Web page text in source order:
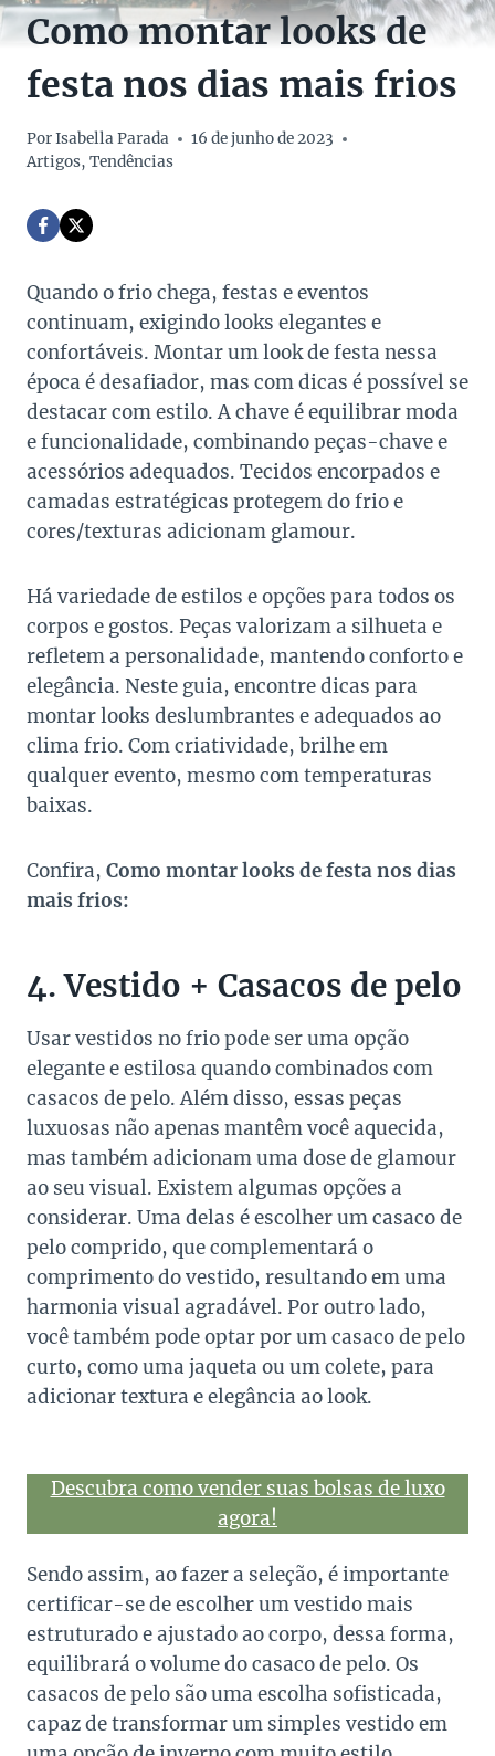
Como montar looks de
festa nos dias mais frios
PorIsabella Parada
16 de junho de 2023
Artigos, Tendências
Quando o frio chega, festas e eventos
continuam, exigindo looks elegantes e
confortáveis. Montar um look de festa nessa
época é desafiador, mas com dicas é possível se
destacar com estilo. A chave é equilibrar moda
e funcionalidade, combinando peças-chave e
acessórios adequados. Tecidos encorpados e
camadas estratégicas protegem do frio e
cores/texturas adicionam glamour.
Há variedade de estilos e opções para todos os
corpos e gostos. Peças valorizam a silhueta e
refletem a personalidade, mantendo conforto e
elegância. Neste guia, encontre dicas para
montar looks deslumbrantes e adequados ao
clima frio. Com criatividade, brilhe em
qualquer evento, mesmo com temperaturas
baixas.
Confira, Como montar looks de festa nos dias
mais frios:
4. Vestido + Casacos de pelo
Usar vestidos no frio pode ser uma opção
elegante e estilosa quando combinados com
casacos de pelo. Além disso, essas peças
luxuosas não apenas mantêm você aquecida,
mas também adicionam uma dose de glamour
ao seu visual. Existem algumas opções a
considerar. Uma delas é escolher um casaco de
pelo comprido, que complementará o
comprimento do vestido, resultando em uma
harmonia visual agradável. Por outro lado,
você também pode optar por um casaco de pelo
curto, como uma jaqueta ou um colete, para
adicionar textura e elegância ao look.
Descubra como vender suas bolsas de luxo
agora!
Sendo assim, ao fazer a seleção, é importante
certificar-se de escolher um vestido mais
estruturado e ajustado ao corpo, dessa forma,
equilibrará o volume do casaco de pelo. Os
casacos de pelo são uma escolha sofisticada,
capaz de transformar um simples vestido em